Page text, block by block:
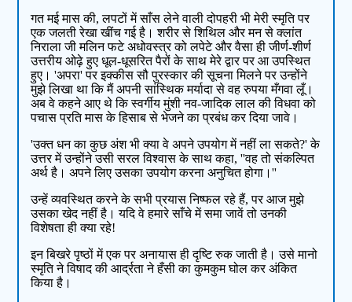
गत मई मास की, लपटों में साँस लेने वाली दोपहरी भी मेरी स्मृति पर
एक जलती रेखा खींच गई है। शरीर से शिथिल और मन से क्लांत
निराला जी मलिन फटे अधोवस्त्र को लपेटे और वैसा ही जीर्ण-शीर्ण
उत्तरीय ओढ़े हुए धूल-धूसरित पैरों के साथ मेरे द्वार पर आ उपस्थित
हुए। 'अपरा' पर इक्कीस सौ पुरस्कार की सूचना मिलने पर उन्होंने
मुझे लिखा था कि मैं अपनी सांस्थिक मर्यादा से वह रुपया मँगवा लूँ।
अब वे कहने आए थे कि स्वर्गीय मुंशी नव-जादिक लाल की विधवा को
पचास प्रति मास के हिसाब से भेजने का प्रबंध कर दिया जावे।
'उक्त धन का कुछ अंश भी क्या वे अपने उपयोग में नहीं ला सकते?' के
उत्तर में उन्होंने उसी सरल विश्वास के साथ कहा, ''वह तो संकल्पित
अर्थ है। अपने लिए उसका उपयोग करना अनुचित होगा।''
उन्हें व्यवस्थित करने के सभी प्रयास निष्फल रहे हैं, पर आज मुझे
उसका खेद नहीं है। यदि वे हमारे साँचे में समा जावें तो उनकी
विशेषता ही क्या रहे!
इन बिखरे पृष्ठों में एक पर अनायास ही दृष्टि रुक जाती है। उसे मानो
स्मृति ने विषाद की आर्द्रता ने हँसी का कुमकुम घोल कर अंकित
किया है।